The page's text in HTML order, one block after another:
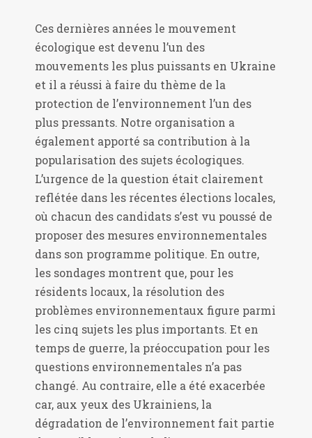
Ces dernières années le mouvement
écologique est devenu l’un des
mouvements les plus puissants en Ukraine
et il a réussi à faire du thème de la
protection de l’environnement l’un des
plus pressants. Notre organisation a
également apporté sa contribution à la
popularisation des sujets écologiques.
L’urgence de la question était clairement
reflétée dans les récentes élections locales,
où chacun des candidats s’est vu poussé de
proposer des mesures environnementales
dans son programme politique. En outre,
les sondages montrent que, pour les
résidents locaux, la résolution des
problèmes environnementaux figure parmi
les cinq sujets les plus importants. Et en
temps de guerre, la préoccupation pour les
questions environnementales n’a pas
changé. Au contraire, elle a été exacerbée
car, aux yeux des Ukrainiens, la
dégradation de l’environnement fait partie